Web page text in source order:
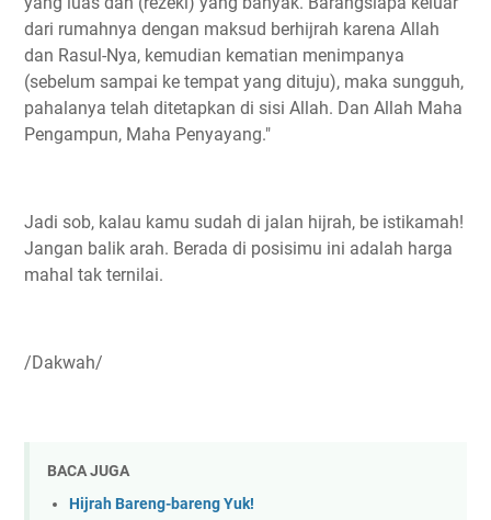
dari rumahnya dengan maksud berhijrah karena Allah
dan Rasul-Nya, kemudian kematian menimpanya
(sebelum sampai ke tempat yang dituju), maka sungguh,
pahalanya telah ditetapkan di sisi Allah. Dan Allah Maha
Pengampun, Maha Penyayang."
Jadi sob, kalau kamu sudah di jalan hijrah, be istikamah!
Jangan balik arah. Berada di posisimu ini adalah harga
mahal tak ternilai.
/Dakwah/
BACA JUGA
Hijrah Bareng-bareng Yuk!